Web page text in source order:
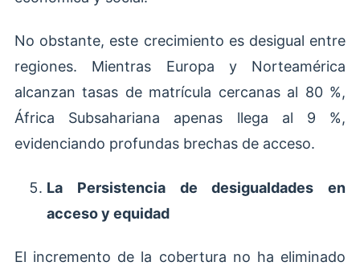
No obstante, este crecimiento es desigual entre
regiones. Mientras Europa y Norteamérica
alcanzan tasas de matrícula cercanas al 80 %,
África Subsahariana apenas llega al 9 %,
evidenciando profundas brechas de acceso.
La Persistencia de desigualdades en
acceso y equidad
El incremento de la cobertura no ha eliminado